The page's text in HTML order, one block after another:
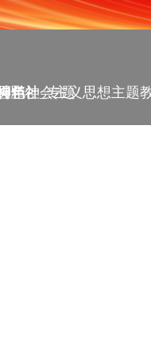
年
精神_专题
理论
色社会主义思想主题